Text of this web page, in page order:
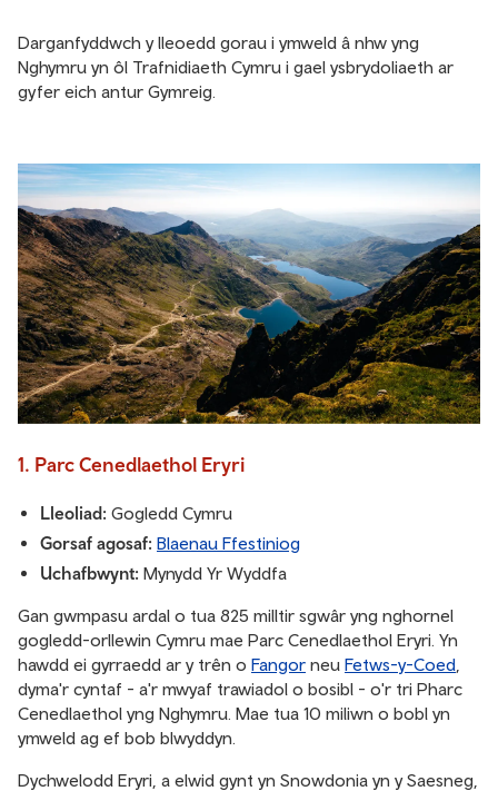
Darganfyddwch y lleoedd gorau i ymweld â nhw yng
Nghymru yn ôl Trafnidiaeth Cymru i gael ysbrydoliaeth ar
gyfer eich antur Gymreig.
1. Parc Cenedlaethol Eryri
Lleoliad: Gogledd Cymru
Gorsaf agosaf: Blaenau Ffestiniog
Uchafbwynt: Mynydd Yr Wyddfa
Gan gwmpasu ardal o tua 825 milltir sgwâr yng nghornel
gogledd-orllewin Cymru mae Parc Cenedlaethol Eryri. Yn
hawdd ei gyrraedd ar y trên o Fangor neu Fetws-y-Coed
dyma'r cyntaf - a'r mwyaf trawiadol o bosibl - o'r tri Pharc
Cenedlaethol yng Nghymru. Mae tua 10 miliwn o bobl yn
ymweld ag ef bob blwyddyn.
Dychwelodd Eryri, a elwid gynt yn Snowdonia yn y Saesneg,